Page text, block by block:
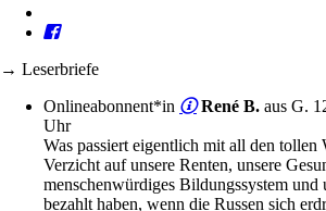
→ Leserbriefe
Onlineabonnent*in
René B. aus G.
Uhr
Was passiert eigentlich mit all den
Verzicht auf unsere Renten, unsere
menschenwürdiges Bildungssystem und
bezahlt haben, wenn die Russen sich